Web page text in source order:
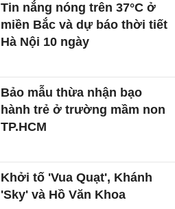
Tin nắng nóng trên 37°C ở
miền Bắc và dự báo thời tiết
Hà Nội 10 ngày
Bảo mẫu thừa nhận bạo
hành trẻ ở trường mầm non
TP.HCM
Khởi tố 'Vua Quạt', Khánh
'Sky' và Hồ Văn Khoa